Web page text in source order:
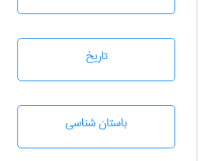
تاريخ
باستان شناسی